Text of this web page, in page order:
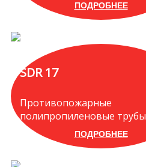
ПОДРОБНЕЕ
SDR 17
Противопожарные
полипропиленовые трубы
ПОДРОБНЕЕ